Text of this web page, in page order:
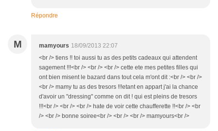
Répondre
M mamyours 18/09/2013 22:07
<br /> tiens !! toi aussi tu as des petits cadeaux qui attendent
sagement !!!<br /> <br /> <br /> cette ete mes petites filles qui
ont bien misent le bazard dans tout cela m'ont dit :<br /> <br />
<br /> mamy tu as des tresors !!!etant en appart j'ai la chance
d'avoir un "dressing" comme on dit ! qui est pleins de tresors
!!!<br /> <br /> <br /> hate de voir cette chaufferette !!<br /> <br
/> <br /> bonne soiree<br /> <br /> <br /> mamyours<br />